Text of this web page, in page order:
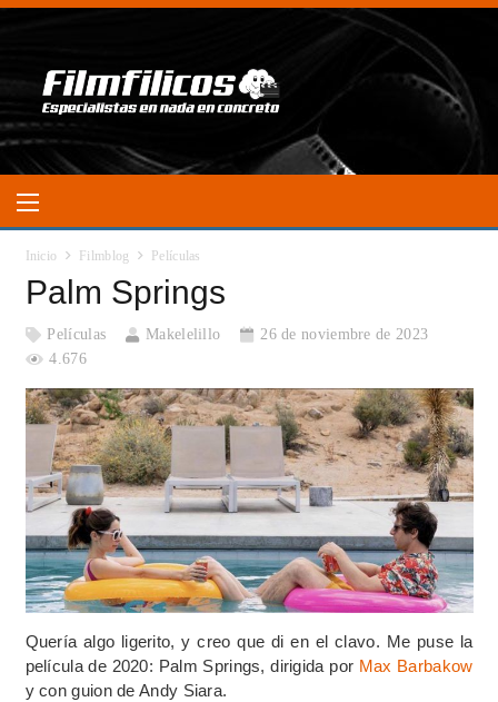
Inicio Filmblog Películas
Palm Springs
Películas Makelelillo
26 de noviembre de 2023
4.676
Quería algo ligerito, y creo que di en el clavo. Me puse la
película de 2020: Palm Springs, dirigida por Max Barbakow
y con guion de Andy Siara.